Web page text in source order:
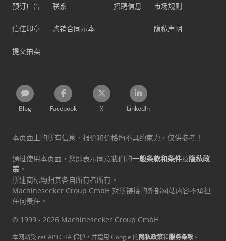
预订广告
信任印章
提交拍卖
联系
购销合同示本
招聘信息 市场规则
隐私声明
Blog Facebook X LinkedIn
本页面上的所有信息、报价和价格均不具约束力，仅供参考！
通过使用本页面，您即表示同意我们的一般条款和条件及隐私政
策 。
所述商标均归其各自所有者所有。
Machineseeker Group GmbH 对所链接的外部网站内容不承担
任何责任。
© 1999 - 2026 Machineseeker Group GmbH
本网站受 reCAPTCHA 保护，并适用 Google 的隐私政策和服务条款 。